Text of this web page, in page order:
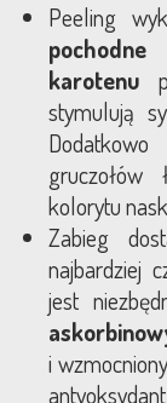
Peeling
karotenu
stymulują
kolorytu
Zabieg
najbardziej
jest
i